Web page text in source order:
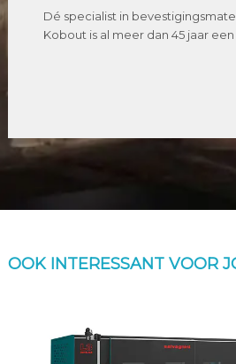
Dé specialist in
Kobout is al meer dan 45 jaar een
OOK INTERESSANT VOOR